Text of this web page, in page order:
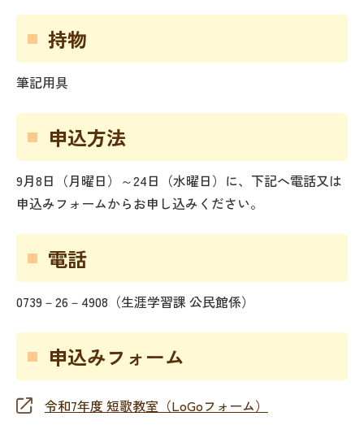
持物
筆記用具
申込方法
9月8日（月曜日）～24日（水曜日）に、下記へ電話又は
申込みフォームからお申し込みください。
電話
0739－26－4908（生涯学習課 公民館係）
申込みフォーム
令和7年度 短歌教室（LoGoフォーム）